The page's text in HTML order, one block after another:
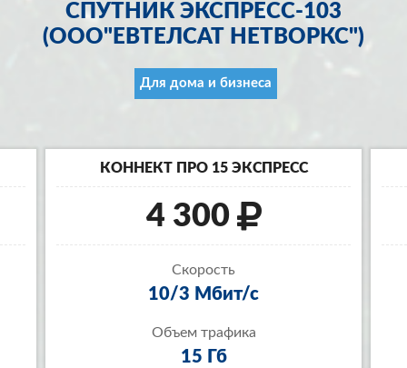
СПУТНИК ЭКСПРЕСС-103
(ООО"ЕВТЕЛСАТ НЕТВОРКС")
Для дома и бизнеса
КОННЕКТ ПРО 15 ЭКСПРЕСС
4 300
Скорость
10/3 Мбит/с
Объем трафика
15 Гб